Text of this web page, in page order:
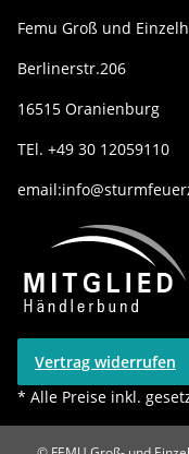
Femu Groß und
Berlinerstr.206
16515 Oranienburg
TEl. +49 30 12059110
Vertrag widerrufen
* Alle Preise inkl.